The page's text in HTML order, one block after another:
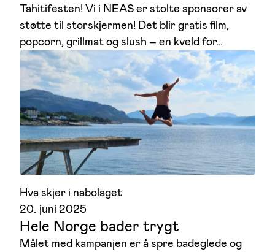
Tahitifesten! Vi i NEAS er stolte sponsorer av
støtte til storskjermen! Det blir gratis film,
popcorn, grillmat og slush – en kveld for…
Hva skjer i nabolaget
20. juni 2025
Hele Norge bader trygt
Målet med kampanjen er å spre badeglede og